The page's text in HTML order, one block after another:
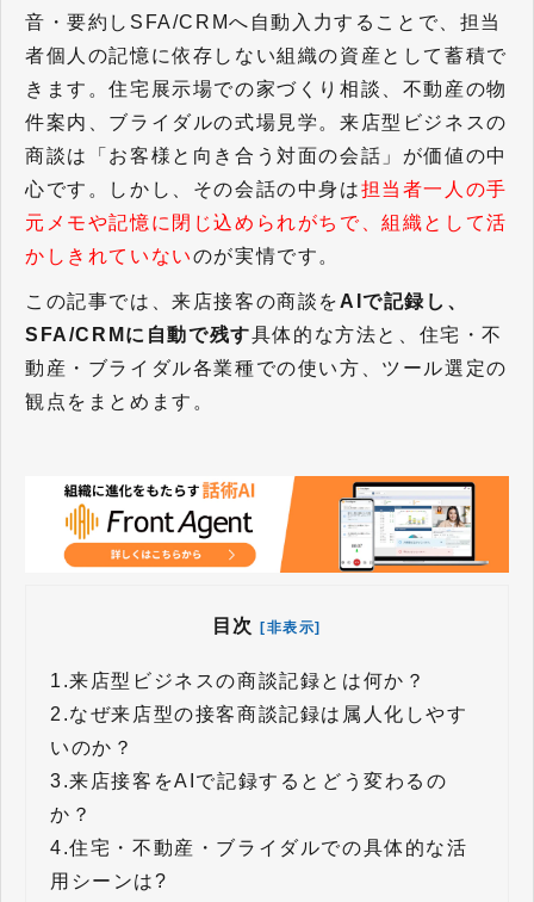
音・要約 しSFA/CRMへ自動入力する ことで、担当
者個 人の記憶に依存しな い組織の資産として蓄積で
きます。住宅展示場での家づくり相談、不動産の物
件案内、ブライダルの式場見学。来店型ビジネスの
商談は「お客様と向き合う対面の会話」が価値の中
心です。しかし、その会話の中身は担当者一人の手
元メモや記憶に閉じ込められがちで、組織として活
かしきれていないのが実情です。
この記事では、来店接客の商談を AIで記録し、
SFA/CRMに自動で残す具体的な方法と、住宅・不
動産・ブライダル各業種での使い方、ツール選定の
観点をまとめます。
目次 [非表示]
1.来店型ビジネスの商談記録とは何か？
2.なぜ来店型の接客商談記録は属人化しやす
いのか？
3.来店接客をAIで記録するとどう変わるの
か？
4.住宅・不動産・ブライダルでの具体的な活
用シーンは?